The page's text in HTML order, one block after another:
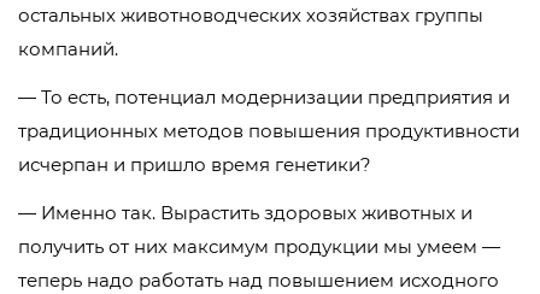
остальных животноводческих хозяйствах группы
компаний.
— То есть, потенциал модернизации предприятия и
традиционных методов повышения продуктивности
исчерпан и пришло время генетики?
— Именно так. Вырастить здоровых животных и
получить от них максимум продукции мы умеем —
теперь надо работать над повышением исходного